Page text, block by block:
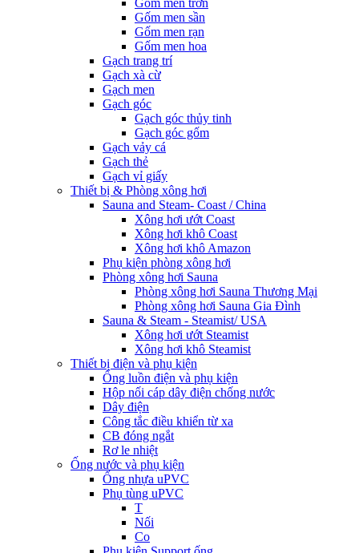
Gốm men trơn
Gốm men sần
Gốm men rạn
Gốm men hoa
Gạch trang trí
Gạch xà cừ
Gạch men
Gạch góc
Gạch góc thủy tinh
Gạch góc gốm
Gạch vảy cá
Gạch thẻ
Gạch vỉ giấy
Thiết bị & Phòng xông hơi
Sauna and Steam- Coast / China
Xông hơi ướt Coast
Xông hơi khô Coast
Xông hơi khô Amazon
Phụ kiện phòng xông hơi
Phòng xông hơi Sauna
Phòng xông hơi Sauna Thương Mại
Phòng xông hơi Sauna Gia Đình
Sauna & Steam - Steamist/ USA
Xông hơi ướt Steamist
Xông hơi khô Steamist
Thiết bị điện và phụ kiện
Ống luồn điện và phụ kiện
Hộp nối cáp dây điện chống nước
Dây điện
Công tắc điều khiển từ xa
CB đóng ngắt
Rơ le nhiệt
Ống nước và phụ kiện
Ống nhựa uPVC
Phụ tùng uPVC
T
Nối
Co